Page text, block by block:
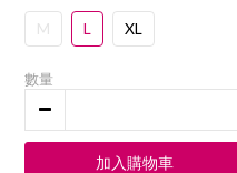
M L XL
數量
加入購物車